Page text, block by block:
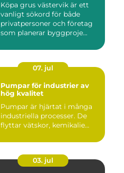
Köpa grus västervik är ett
vanligt sökord för både
privatpersoner och företag
som planerar byggproje...
07. jul
Pumpar för industrier av
hög kvalitet
Pumpar är hjärtat i många
industriella processer. De
flyttar vätskor, kemikalie...
03. jul